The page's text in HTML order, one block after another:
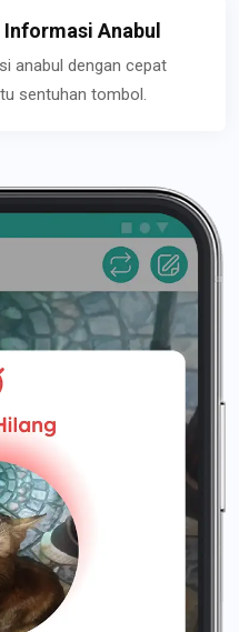
Anabul
anabul dengan cepat
sentuhan tombol.